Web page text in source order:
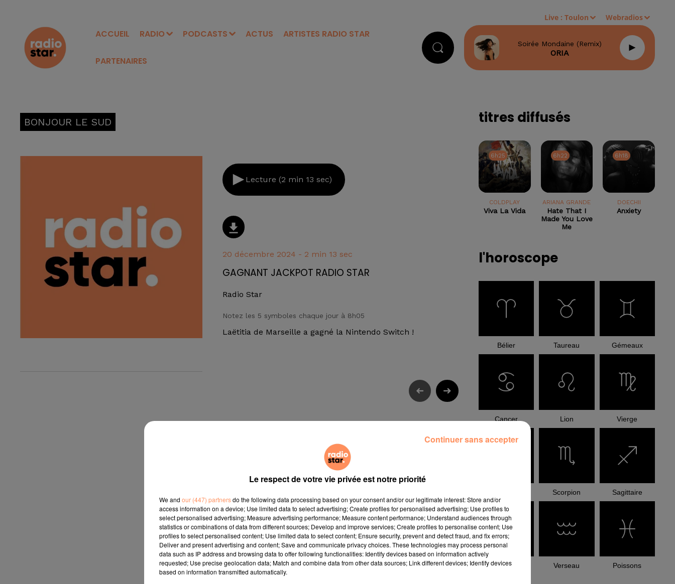
ACCUEIL RADIO PODCASTS ACTUS ARTISTES RADIO STAR
PARTENAIRES
Live :Toulon Webradios
Soirée Mondaine (remix)
ORIA
BONJOUR LE SUD
Lecture (2 min 13 sec)
20 décembre 2024 - 2 min 13 sec
GAGNANT JACKPOT RADIO STAR
Radio Star
Notez les 5 symboles chaque jour à 8h05
Laëtitia de Marseille a gagné la Nintendo Switch !
titres diffusés
6h25
6h25
COLDPLAY
Viva La Vida
6h22
6h22
ARIANA GRANDE
Hate That I
Made You Love
Me
6h18
6h18
DOECHII
Anxiety
l'horoscope
Bélier Taureau Gémeaux
Cancer Lion Vierge
Scorpion Sagittaire
Capricorne Verseau Poissons
Le respect de votre vie privée est notre priorité
We and our (447) partnersdo the following data processing based on your consent and/or our legitimate interest: Store and/or
access information on a device; Use limited data to select advertising; Create profiles for personalised advertising; Use profiles to
select personalised advertising; Measure advertising performance; Measure content performance; Understand audiences through
statistics or combinations of data from different sources; Develop and improve services; Create profiles to personalise content; Use
profiles to select personalised content; Use limited data to select content; Ensure security, prevent and detect fraud, and fix errors;
Deliver and present advertising and content; Save and communicate privacy choices. These technologies may process personal
data such as IP address and browsing data to offer following functionalities: Identify devices based on information actively
requested; Use precise geolocation data; Match and combine data from other data sources; Link different devices; Identify devices
based on information transmitted automatically.
Continuer sans accepter